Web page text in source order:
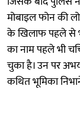
मोबाइल फोन की
के खिलाफ पहले से
का नाम पहले भी
चुका है। उन पर
कथित भूमिका